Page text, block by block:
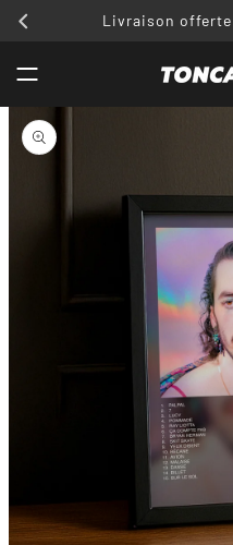
Livraison
PASSER AUX
INFORMATIONS
PRODUITS